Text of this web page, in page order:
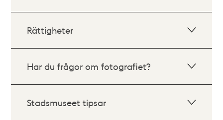
Rättigheter
Har du frågor om fotografiet?
Stadsmuseet tipsar